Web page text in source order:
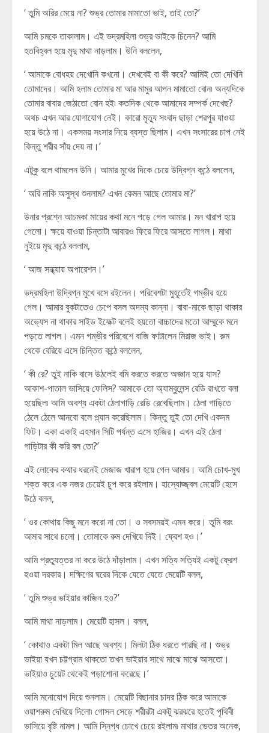
‘ তুমি অরির মেয়ে না? শুভ্র তোমার মামাতো ভাই, তাই তো?’
আমি চমকে তাকালাম। এই ভদ্রমহিলা শুভ্র ভাইকে চিনেন? আমি
হতবিহ্বল হয়ে মৃদু মাথা নাড়লাম। উনি বললেন,
‘ আমাকে বোধহয় দেখোনি কখনো। দেখবেই বা কী করে? আমিই তো দেখিনি
তোমাদের। আমি হলাম তোমার মা আর মামুর আপন মামাতো বোন৷ অন্যদিকে
তোমার বাবার জেঠাতো বোন হই৷ কতদিক থেকে আমাদের সম্পর্ক দেখেছ?
অথচ এখন আর যোগাযোগ নেই। কারো মৃত্যু সংবাদ ছাড়া শেরপুর যাওয়া
হয়ে উঠে না। একসময় সংসার নিয়ে ব্যস্ত ছিলাম। এখন সংসারের চাপ নেই
কিন্তু শরীর সাঁয় দেয় না।’
এটুকু বলে থামলেন উনি। আমার মুখের দিকে চেয়ে উদ্বিগ্ন কন্ঠে বললেন,
‘ অরি নাকি অসুস্থ শুনলাম? এখন কেমন আছে তোমার মা?’
উনার প্রশ্নে আচমকা মায়ের কথা মনে পড়ে গেল আমার। মন খারাপ হয়ে
গেলো। ক্ষয়ে যাওয়া চিন্তাটা আবারও ফিরে ফিরে আসতে লাগল। মাথা
নুইয়ে মৃদু কন্ঠে বললাম,
‘ আজ সন্ধ্যায় অপারেশন।’
ভদ্রমহিলা উদ্বিগ্ন মুখে বসে রইলেন। পরিবেশটা মুহূর্তেই গম্ভীর হয়ে
গেল। আমার বুকটাতেও চেপে বসল অদম্য কান্না। বাবা-মাকে ছাড়া থাকার
অভ্যেস না থাকার সাইড ইফেক্ট বলেই হয়তো বাচ্চাদের মতো আম্মুকে মনে
পড়তে লাগল। এমন গম্ভীর পরিবেশে বাজি ফাটালেন মিরাজ ভাই। রুম
থেকে বেরিয়ে এসে চিন্তিত কন্ঠে বললেন,
‘ কী রে? তুই নাকি বাসে উঠলেই বমি করতে করতে অজ্ঞান হয়ে যাস?
আকাশ-পাতাল ভাসিয়ে ফেলিস? আমাকে তো অ্যাম্বুলেন্স রেডি রাখতে বলা
হয়েছিল৷ আমি অবশ্য একটা ঠেলাগাড়ি রেডি রেখেছিলাম। ঠেলা গাড়িতে
ঠেলে ঠেলে আনবো বলে প্ল্যান করেছিলাম। কিন্তু তুই তো দেখি একদম
ফিট। একা একাই এহসান সিটি পর্যন্ত এসে হাজির। এখন এই ঠেলা
গাড়িটার কী করি বল তো?’
এই লোকের কথার ধরনেই মেজাজ খারাপ হয়ে গেল আমার। আমি চোখ-মুখ
শক্ত করে এক নজর চেয়েই চুপ করে রইলাম। হাস্যোজ্জ্বল মেয়েটি হেসে
উঠে বলল,
‘ ওর কোথায় কিছু মনে করো না তো। ও সবসময়ই এমন করে। তুমি বরং
আমার সাথে চলো। তোমাকে রুম দেখিয়ে দিই। ফ্রেশ হও।’
আমি প্রত্যুত্তর না করে উঠে দাঁড়ালাম। এখন সত্যি সত্যিই একটু ফ্রেশ
হওয়া দরকার। দক্ষিণের ঘরের দিকে যেতে যেতে মেয়েটি বলল,
‘ তুমি শুভ্র ভাইয়ার কাজিন হও?’
আমি মাথা নাড়লাম। মেয়েটি হাসল। বলল,
‘ কোথাও একটা মিল আছে অবশ্য। মিলটা ঠিক ধরতে পারছি না। শুভ্র
ভাইয়া যখন চট্টগ্রাম থাকতো তখন ভাইয়ার সাথে মাঝে মাঝে আসতো।
ভাইয়াও চুয়েট থেকেই পড়াশোনা করেছে।’
আমি মনোযোগ দিয়ে শুনলাম। মেয়েটি বিছানার চাদর ঠিক করে আমাকে
ওয়াশরুম দেখিয়ে দিলো৷ গোসল সেড়ে শরীরটা একটু ঝরঝরে হতেই পৃথিবী
ভাসিয়ে বৃষ্টি নামল। আমি স্নিগ্ধ চোখে চেয়ে রইলাম৷ মাথার ভেতর অনেক,